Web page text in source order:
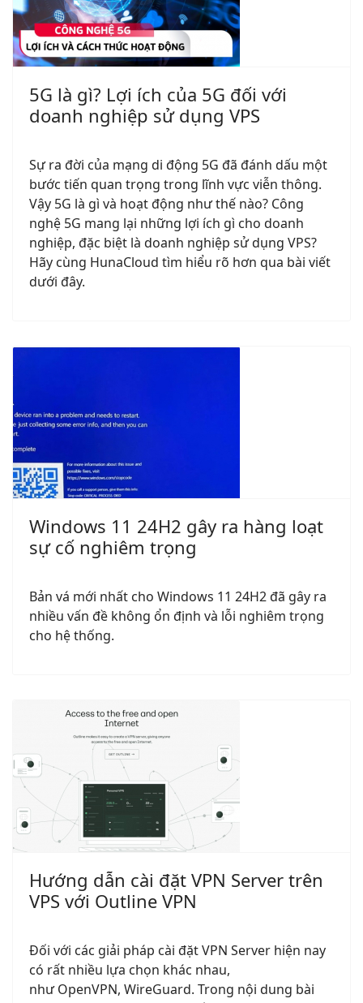
5G là gì? Lợi ích của 5G đối với
doanh nghiệp sử dụng VPS
Sự ra đời của mạng di động 5G đã đánh dấu một
bước tiến quan trọng trong lĩnh vực viễn thông.
Vậy 5G là gì và hoạt động như thế nào? Công
nghệ 5G mang lại những lợi ích gì cho doanh
nghiệp, đặc biệt là doanh nghiệp sử dụng VPS?
Hãy cùng HunaCloud tìm hiểu rõ hơn qua bài viết
dưới đây.
Windows 11 24H2 gây ra hàng loạt
sự cố nghiêm trọng
Bản vá mới nhất cho Windows 11 24H2 đã gây ra
nhiều vấn đề không ổn định và lỗi nghiêm trọng
cho hệ thống.
Hướng dẫn cài đặt VPN Server trên
VPS với Outline VPN
Đối với các giải pháp cài đặt VPN Server hiện nay
có rất nhiều lựa chọn khác nhau,
như OpenVPN, WireGuard. Trong nội dung bài